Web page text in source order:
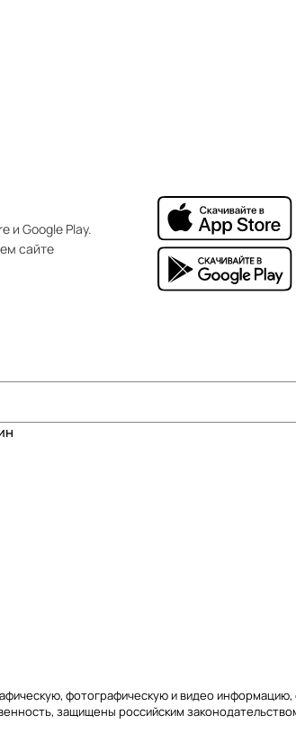
и Google Play.
сайте
фотографическую и видео
защищены российским